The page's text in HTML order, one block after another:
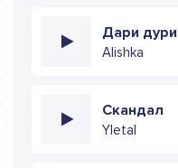
Дари дури
Alishka
Скандал
Yletal